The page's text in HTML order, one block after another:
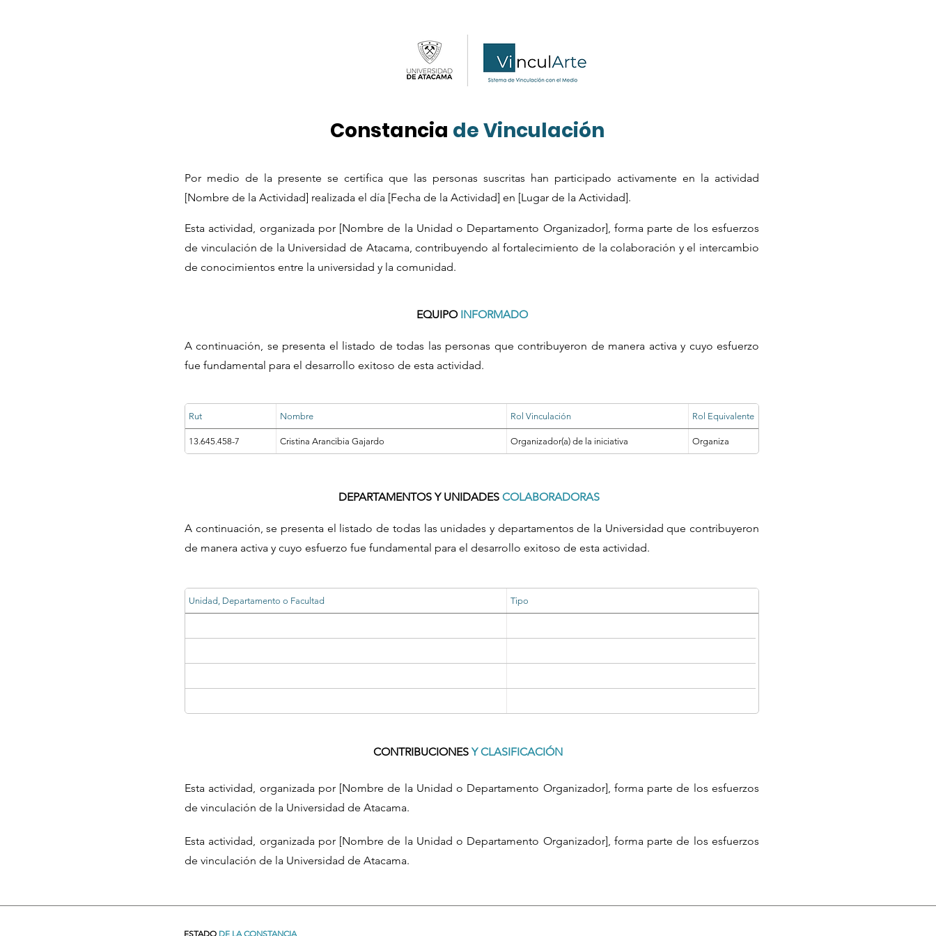
Constancia de Vinculación
Por medio de la presente se certifica que las personas suscritas han participado activamente en la actividad
[Nombre de la Actividad] realizada el día [Fecha de la Actividad] en [Lugar de la Actividad].
Esta actividad, organizada por [Nombre de la Unidad o Departamento Organizador], forma parte de los esfuerzos
de vinculación de la Universidad de Atacama, contribuyendo al fortalecimiento de la colaboración y el intercambio
de conocimientos entre la universidad y la comunidad.
EQUIPO INFORMADO
A continuación, se presenta el listado de todas las personas que contribuyeron de manera activa y cuyo esfuerzo
fue fundamental para el desarrollo exitoso de esta actividad.
Rut Nombre Rol Vinculación Rol Equivalente
13.645.458-7 Cristina Arancibia Gajardo Organizador(a) de la iniciativa Organiza
DEPARTAMENTOS Y UNIDADES COLABORADORAS
A continuación, se presenta el listado de todas las unidades y departamentos de la Universidad que contribuyeron
de manera activa y cuyo esfuerzo fue fundamental para el desarrollo exitoso de esta actividad.
Unidad, Departamento o Facultad Tipo
CONTRIBUCIONES Y CLASIFICACIÓN
Esta actividad, organizada por [Nombre de la Unidad o Departamento Organizador], forma parte de los esfuerzos
de vinculación de la Universidad de Atacama.
Esta actividad, organizada por [Nombre de la Unidad o Departamento Organizador], forma parte de los esfuerzos
de vinculación de la Universidad de Atacama.
ESTADO DE LA CONSTANCIA